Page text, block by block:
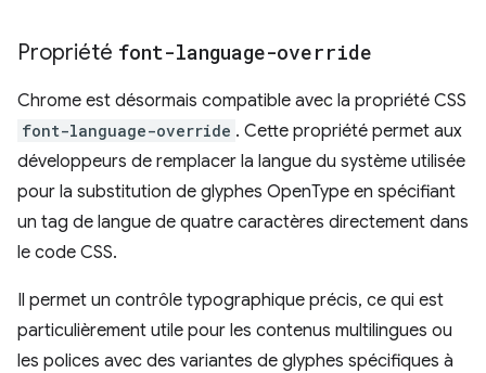
Propriété font-language-override
Chrome est désormais compatible avec la propriété CSS
font-language-override . Cette propriété permet aux
développeurs de remplacer la langue du système utilisée
pour la substitution de glyphes OpenType en spécifiant
un tag de langue de quatre caractères directement dans
le code CSS.
Il permet un contrôle typographique précis, ce qui est
particulièrement utile pour les contenus multilingues ou
les polices avec des variantes de glyphes spécifiques à